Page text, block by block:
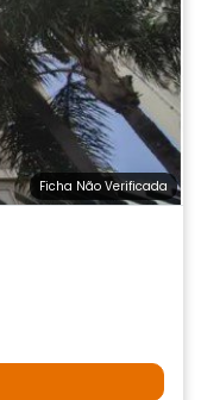
Ficha Não Verificada